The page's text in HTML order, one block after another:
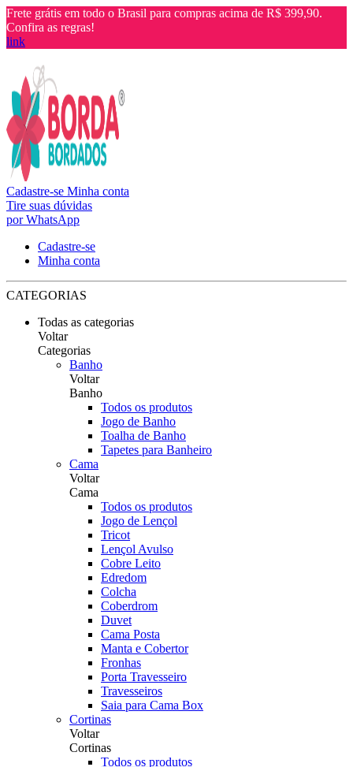
Frete grátis em todo o Brasil para compras acima de R$ 399,90.
Confira as regras!
link
Cadastre-se Minha conta
Tire suas dúvidas
por WhatsApp
Cadastre-se
Minha conta
CATEGORIAS
Todas as categorias
Voltar
Categorias
Banho
Voltar
Banho
Todos os produtos
Jogo de Banho
Toalha de Banho
Tapetes para Banheiro
Cama
Voltar
Cama
Todos os produtos
Jogo de Lençol
Tricot
Lençol Avulso
Cobre Leito
Edredom
Colcha
Coberdrom
Duvet
Cama Posta
Manta e Cobertor
Fronhas
Porta Travesseiro
Travesseiros
Saia para Cama Box
Cortinas
Voltar
Cortinas
Todos os produtos